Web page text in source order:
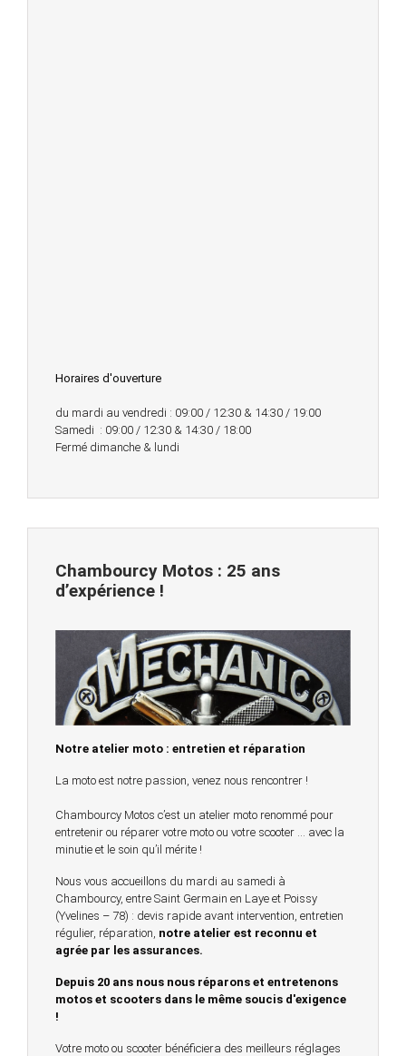
Horaires d'ouverture
du mardi au vendredi : 09:00 / 12:30 & 14:30 / 19:00
Samedi : 09:00 / 12:30 & 14:30 / 18:00
Fermé dimanche & lundi
Chambourcy Motos : 25 ans
d’expérience !
Notre atelier moto : entretien et réparation
La moto est notre passion, venez nous rencontrer !
Chambourcy Motos c’est un atelier moto renommé pour
entretenir ou réparer votre moto ou votre scooter … avec la
minutie et le soin qu’il mérite !
Nous vous accueillons du mardi au samedi à
Chambourcy, entre Saint Germain en Laye et Poissy
(Yvelines – 78) : devis rapide avant intervention, entretien
régulier, réparation, notre atelier est reconnu et
agrée par les assurances.
Depuis 20 ans nous nous réparons et entretenons
motos et scooters dans le même soucis d'exigence
!
Votre moto ou scooter bénéficiera des meilleurs réglages